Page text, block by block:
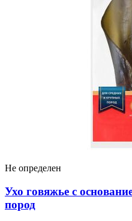
Не определен
Ухо говяжье с
пород